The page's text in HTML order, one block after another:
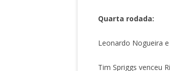
Quarta rodada:
Leonardo Nogueira
Tim Spriggs venceu